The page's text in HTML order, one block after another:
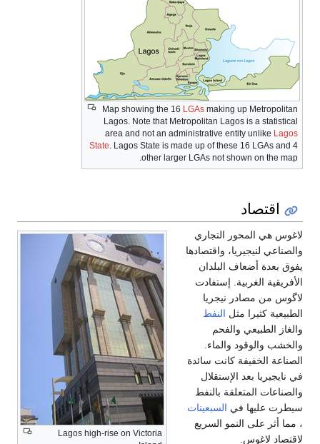
Map showing the 16 LGAs making up Metropolitan
Lagos. Note that Metropolitan Lagos is a statistical
area and not an administrative entity unlike Lagos
State. Lagos State is made up of these 16 LGAs and 4
other larger LGAs not shown on the map.
اقتصاد
Lagos high-rise on Victoria
لاغوس هي المحور التجاري
والصناعي لنيجيريا، واقتصادها
يفوق بعدة أضعاف البلدان
الأفريقية الغربية. إستفادت
لاگوس من مصادر نيجريا
الطبيعية كثيرا مثل النفط
والغاز الطبيعي والفحم
والخشب والوقود والماء.
الصناعة الخفيفة كانت سائدة
في نايجيريا بعد الإستقلال
والصناعات المتعلقة بالنفط
سيطرت عليها في السبعينات
، مما أثر على النمو السريع
لاقتصاد لاغوس.